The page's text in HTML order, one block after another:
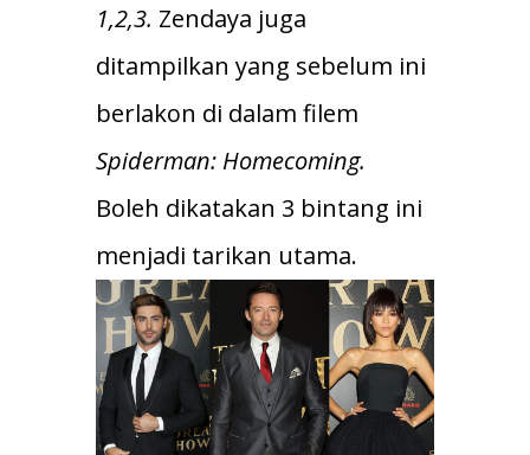
1,2,3. Zendaya juga
ditampilkan yang sebelum ini
berlakon di dalam filem
Spiderman: Homecoming.
Boleh dikatakan 3 bintang ini
menjadi tarikan utama.